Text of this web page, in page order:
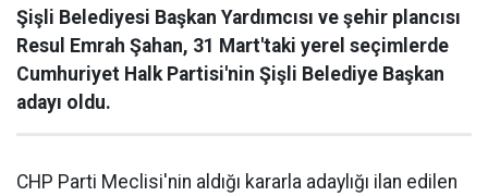
Şişli Belediyesi Başkan Yardımcısı ve şehir plancısı
Resul Emrah Şahan, 31 Mart'taki yerel seçimlerde
Cumhuriyet Halk Partisi'nin Şişli Belediye Başkan
adayı oldu.
CHP Parti Meclisi'nin aldığı kararla adaylığı ilan edilen